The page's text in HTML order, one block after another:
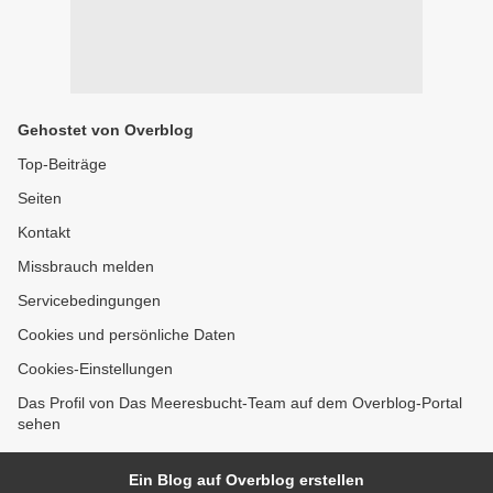
Gehostet von Overblog
Top-Beiträge
Seiten
Kontakt
Missbrauch melden
Servicebedingungen
Cookies und persönliche Daten
Cookies-Einstellungen
Das Profil von Das Meeresbucht-Team auf dem Overblog-Portal
sehen
Ein Blog auf Overblog erstellen